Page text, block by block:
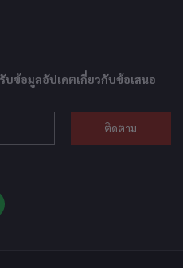
บข้อมูลอัปเดตเกี่ยวกับข้อเสนอ
ติดตาม